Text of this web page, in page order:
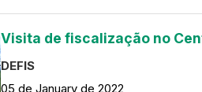
Visita de fiscalização no
DEFIS
05 de January de 2022